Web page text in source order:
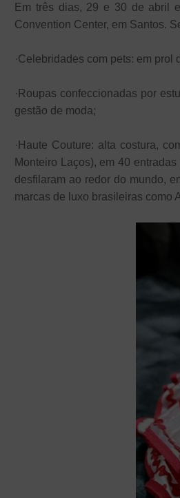
Em três dias, 29 e 30 de abril
Convention Center, em Santos.
·Celebridades com pets: em
·Roupas confeccionadas por
gestão de moda;
·Haute Couture: alta costura,
Monteiro Laços), em 40
desfilaram ao redor do mundo,
marcas de luxo brasileiras como